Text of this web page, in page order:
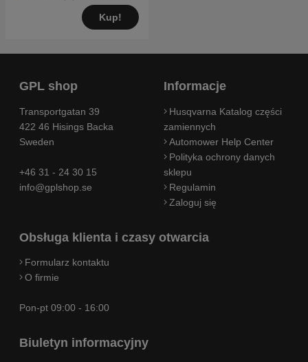
Kup!
GPL shop
Transportgatan 39
422 46 Hisings Backa
Sweden
+46 31 - 24 30 15
info@gplshop.se
Informacje
Husqvarna Katalog części
zamiennych
Automower Help Center
Polityka ochrony danych
sklepu
Regulamin
Zaloguj się
Obsługa klienta i czasy otwarcia
Formularz kontaktu
O firmie
Pon-pt 09:00 - 16:00
Biuletyn informacyjny